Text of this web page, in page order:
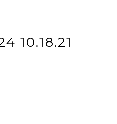
10.18.21